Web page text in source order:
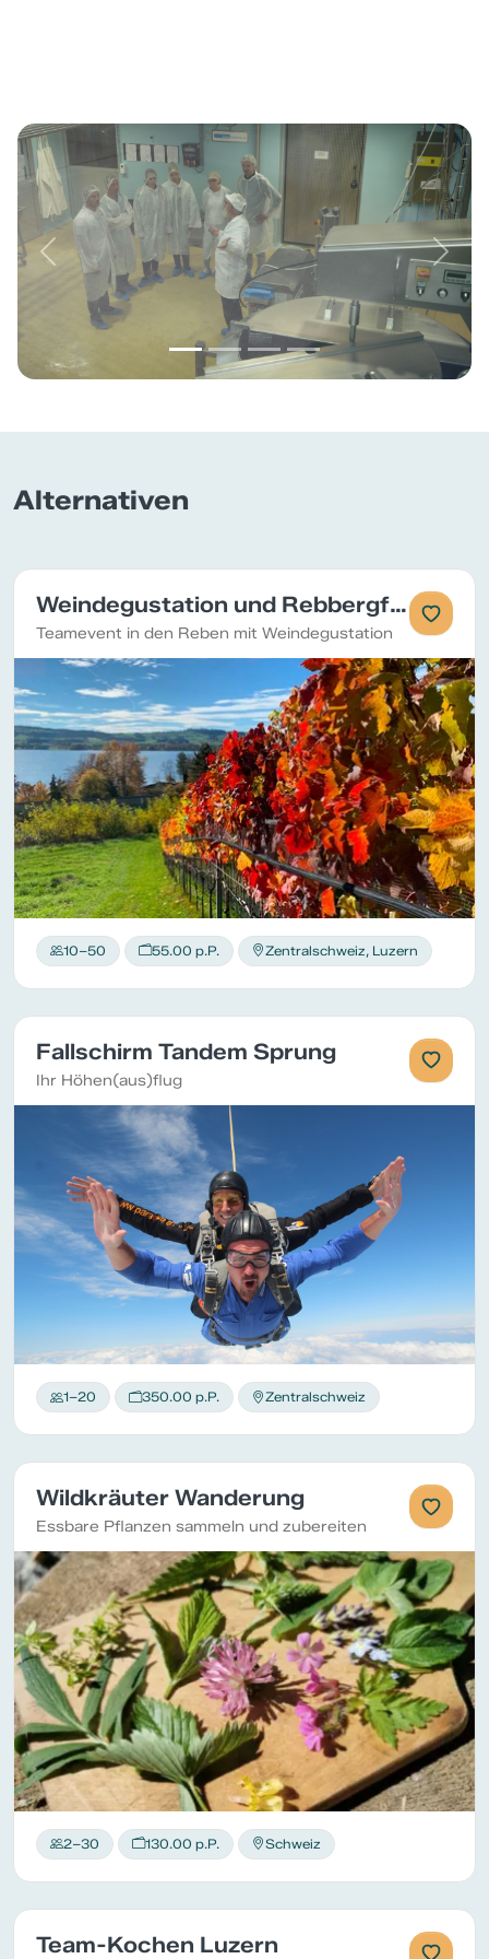
Previous Next
Alternativen
Weindegustation und Rebbergführung
Teamevent in den Reben mit Weindegustation
10–50 55.00 p.P. Zentralschweiz, Luzern
Fallschirm Tandem Sprung
Ihr Höhen(aus)flug
1–20 350.00 p.P. Zentralschweiz
Wildkräuter Wanderung
Essbare Pflanzen sammeln und zubereiten
2–30 130.00 p.P. Schweiz
Team-Kochen Luzern